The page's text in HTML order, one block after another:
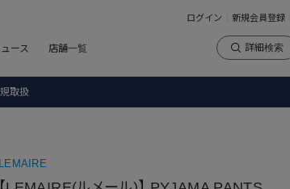
ログイン 新規会員登録
ース 店舗一覧 詳細検索
取扱
LEMAIRE